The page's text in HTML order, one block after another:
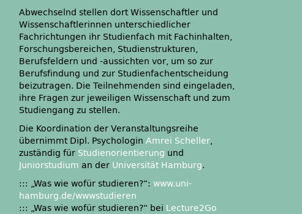
Abwechselnd stellen dort Wissenschaftler und
Wissenschaftlerinnen unterschiedlicher
Fachrichtungen ihr Studienfach mit Fachinhalten,
Forschungsbereichen, Studienstrukturen,
Berufsfeldern und -aussichten vor, um so zur
Berufsfindung und zur Studienfachentscheidung
beizutragen. Die Teilnehmenden sind eingeladen,
ihre Fragen zur jeweiligen Wissenschaft und zum
Studiengang zu stellen.
Die Koordination der Veranstaltungsreihe
übernimmt Dipl. Psychologin Amrei Scheller,
zuständig für Studienorientierung und
Juniorstudium an der Universität Hamburg.
::: „Was wie wofür studieren?“: www.uni-
hamburg.de/wwwstudieren
::: „Was wie wofür studieren?“ bei Lecture2Go